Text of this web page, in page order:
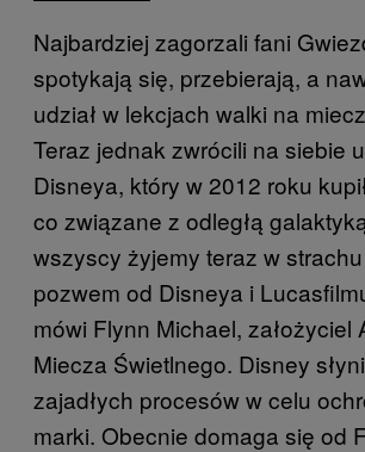
Najbardziej zagorzali fani
spotykają się, przebierają, a
udział w lekcjach walki na
Teraz jednak zwrócili na siebie
Disneya, który w 2012 roku
co związane z odległą
wszyscy żyjemy teraz w
pozwem od Disneya i
mówi Flynn Michael, założyciel
Miecza Świetlnego. Disney
zajadłych procesów w celu
marki. Obecnie domaga się od